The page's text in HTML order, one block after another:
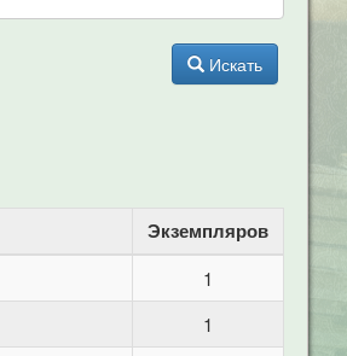
Искать
Экземпляров
1
1